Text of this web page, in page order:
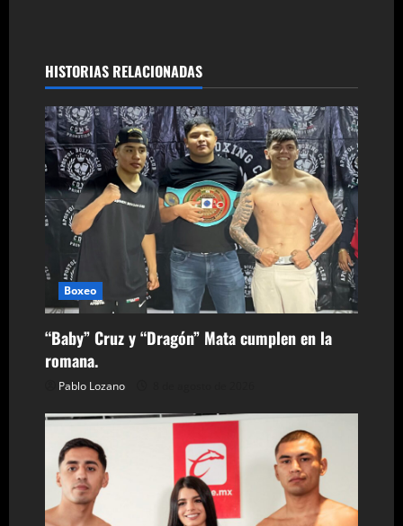
g
a
c
i
ó
n
d
e
e
n
HISTORIAS RELACIONADAS
Boxeo
“Baby” Cruz y “Dragón” Mata cumplen en la
romana.
Pablo Lozano